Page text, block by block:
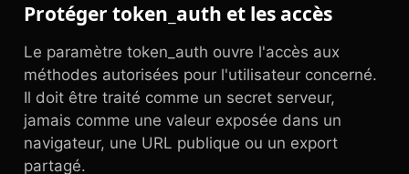
Protéger token_auth et les accès
Le paramètre token_auth ouvre l'accès aux
méthodes autorisées pour l'utilisateur concerné.
Il doit être traité comme un secret serveur,
jamais comme une valeur exposée dans un
navigateur, une URL publique ou un export
partagé.